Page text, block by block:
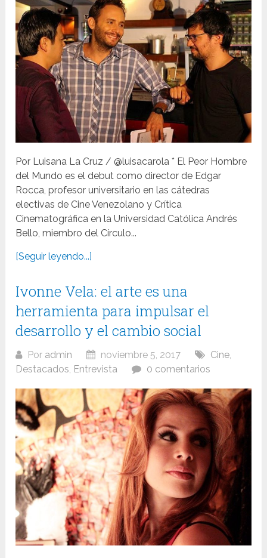
Por Luisana La Cruz / @luisacarola * El Peor Hombre
del Mundo es el debut como director de Edgar
Rocca, profesor universitario en las cátedras
electivas de Cine Venezolano y Crítica
Cinematográfica en la Universidad Católica Andrés
Bello, miembro del Círculo...
[Seguir leyendo...]
Ivonne Vela: el arte es una
herramienta para impulsar el
desarrollo y el cambio social
Por admin noviembre 5, 2017 Cine
Destacados Entrevista 0 comentarios